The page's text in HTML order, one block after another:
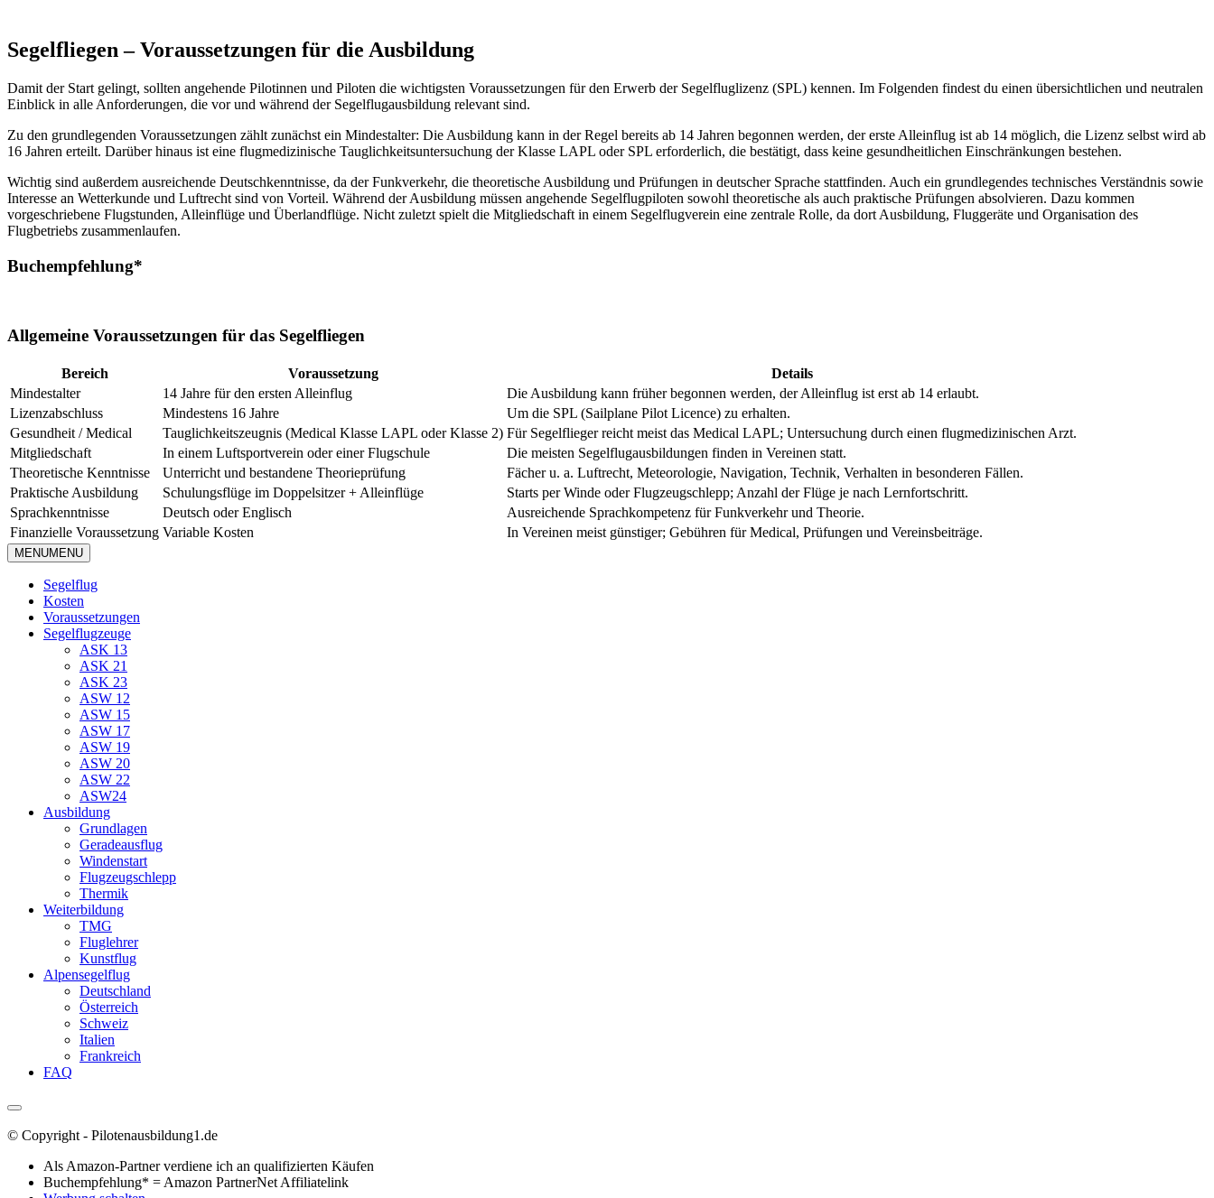
Segelfliegen – Voraussetzungen für die Ausbildung
Damit der Start gelingt, sollten angehende Pilotinnen und Piloten die wichtigsten Voraussetzungen für den Erwerb der Segelfluglizenz (SPL) kennen. Im Folgenden findest du einen übersichtlichen und neutralen
Einblick in alle Anforderungen, die vor und während der Segelflugausbildung relevant sind.
Zu den grundlegenden Voraussetzungen zählt zunächst ein Mindestalter: Die Ausbildung kann in der Regel bereits ab 14 Jahren begonnen werden, der erste Alleinflug ist ab 14 möglich, die Lizenz selbst wird ab
16 Jahren erteilt. Darüber hinaus ist eine flugmedizinische Tauglichkeitsuntersuchung der Klasse LAPL oder SPL erforderlich, die bestätigt, dass keine gesundheitlichen Einschränkungen bestehen.
Wichtig sind außerdem ausreichende Deutschkenntnisse, da der Funkverkehr, die theoretische Ausbildung und Prüfungen in deutscher Sprache stattfinden. Auch ein grundlegendes technisches Verständnis sowie
Interesse an Wetterkunde und Luftrecht sind von Vorteil. Während der Ausbildung müssen angehende Segelflugpiloten sowohl theoretische als auch praktische Prüfungen absolvieren. Dazu kommen
vorgeschriebene Flugstunden, Alleinflüge und Überlandflüge. Nicht zuletzt spielt die Mitgliedschaft in einem Segelflugverein eine zentrale Rolle, da dort Ausbildung, Fluggeräte und Organisation des
Flugbetriebs zusammenlaufen.
Buchempfehlung*
Allgemeine Voraussetzungen für das Segelfliegen
Bereich Voraussetzung
Details
Mindestalter
14 Jahre für den ersten Alleinflug
Die Ausbildung kann früher begonnen werden, der Alleinflug ist erst ab 14 erlaubt.
Lizenzabschluss
Mindestens 16 Jahre
Um die SPL (Sailplane Pilot Licence) zu erhalten.
Gesundheit / Medical
Tauglichkeitszeugnis (Medical Klasse LAPL oder Klasse 2) Für Segelflieger reicht meist das Medical LAPL; Untersuchung durch einen flugmedizinischen Arzt.
Mitgliedschaft
In einem Luftsportverein oder einer Flugschule
Die meisten Segelflugausbildungen finden in Vereinen statt.
Theoretische Kenntnisse
Unterricht und bestandene Theorieprüfung
Fächer u. a. Luftrecht, Meteorologie, Navigation, Technik, Verhalten in besonderen Fällen.
Praktische Ausbildung
Schulungsflüge im Doppelsitzer + Alleinflüge
Starts per Winde oder Flugzeugschlepp; Anzahl der Flüge je nach Lernfortschritt.
Sprachkenntnisse
Deutsch oder Englisch
Ausreichende Sprachkompetenz für Funkverkehr und Theorie.
Finanzielle Voraussetzung Variable Kosten In Vereinen meist günstiger; Gebühren für Medical, Prüfungen und Vereinsbeiträge.
MENUMENU
Segelflug
Kosten
Voraussetzungen
Segelflugzeuge
ASK 13
ASK 21
ASK 23
ASW 12
ASW 15
ASW 17
ASW 19
ASW 20
ASW 22
ASW24
Ausbildung
Grundlagen
Geradeausflug
Windenstart
Flugzeugschlepp
Thermik
Weiterbildung
TMG
Fluglehrer
Kunstflug
Alpensegelflug
Deutschland
Österreich
Schweiz
Italien
Frankreich
FAQ
© Copyright - Pilotenausbildung1.de
Als Amazon-Partner verdiene ich an qualifizierten Käufen
Buchempfehlung* = Amazon PartnerNet Affiliatelink